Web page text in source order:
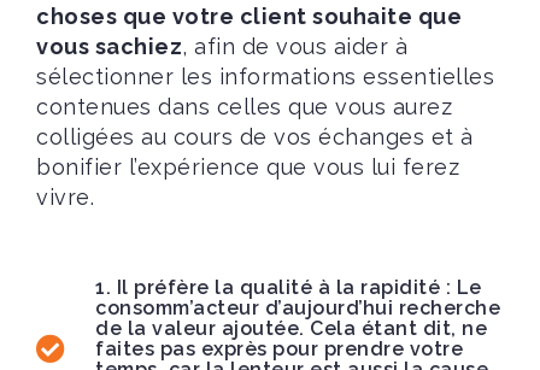
choses que votre client souhaite que
vous sachiez, afin de vous aider à
sélectionner les informations essentielles
contenues dans celles que vous aurez
colligées au cours de vos échanges et à
bonifier l’expérience que vous lui ferez
vivre.
1. Il préfère la qualité à la rapidité : Le
consomm’acteur d’aujourd’hui recherche
de la valeur ajoutée. Cela étant dit, ne
faites pas exprès pour prendre votre